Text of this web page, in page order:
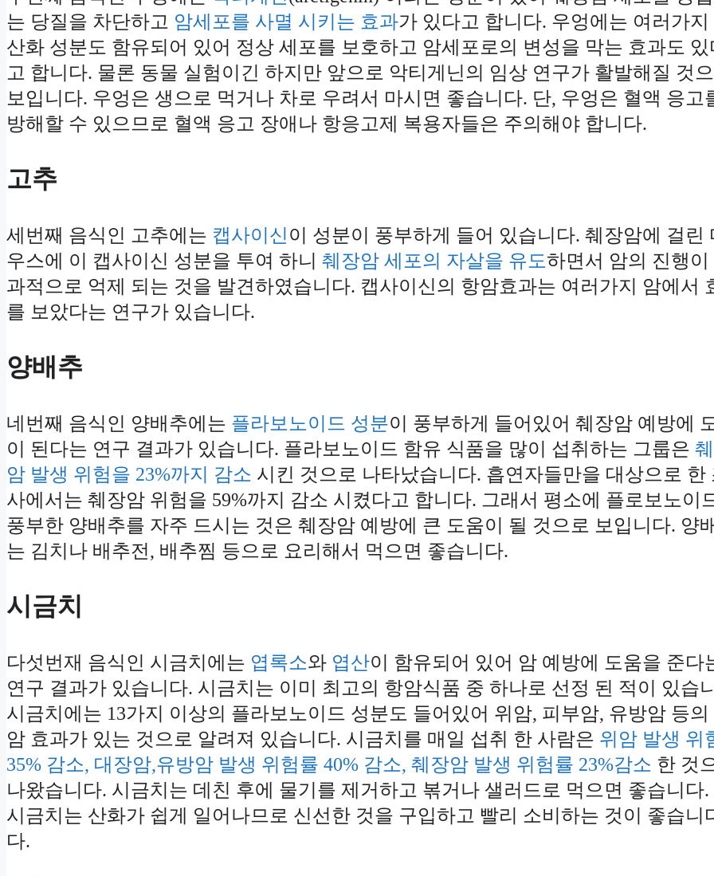
는 당질을 차단하고 암세포를 사멸 시키는 효과가 있다고 합니다. 우엉에는 여러가지
산화 성분도 함유되어 있어 정상 세포를 보호하고 암세포로의 변성을 막는 효과도 있
고 합니다. 물론 동물 실험이긴 하지만 앞으로 악티게닌의 임상 연구가 활발해질 것
보입니다. 우엉은 생으로 먹거나 차로 우려서 마시면 좋습니다. 단, 우엉은 혈액 응고
방해할 수 있으므로 혈액 응고 장애나 항응고제 복용자들은 주의해야 합니다.
고추
세번째 음식인 고추에는 캡사이신이 성분이 풍부하게 들어 있습니다. 췌장암에 걸린
우스에 이 캡사이신 성분을 투여 하니 췌장암 세포의 자살을 유도하면서 암의 진행이
과적으로 억제 되는 것을 발견하였습니다. 캡사이신의 항암효과는 여러가지 암에서
를 보았다는 연구가 있습니다.
양배추
네번째 음식인 양배추에는 플라보노이드 성분이 풍부하게 들어있어 췌장암 예방에
이 된다는 연구 결과가 있습니다. 플라보노이드 함유 식품을 많이 섭취하는 그룹은
암 발생 위험을 23%까지 감소 시킨 것으로 나타났습니다. 흡연자들만을 대상으로 한
사에서는 췌장암 위험을 59%까지 감소 시켰다고 합니다. 그래서 평소에 플로보노이
풍부한 양배추를 자주 드시는 것은 췌장암 예방에 큰 도움이 될 것으로 보입니다. 양
는 김치나 배추전, 배추찜 등으로 요리해서 먹으면 좋습니다.
시금치
다섯번재 음식인 시금치에는 엽록소와 엽산이 함유되어 있어 암 예방에 도움을 준다
연구 결과가 있습니다. 시금치는 이미 최고의 항암식품 중 하나로 선정 된 적이 있습
시금치에는 13가지 이상의 플라보노이드 성분도 들어있어 위암, 피부암, 유방암 등의
암 효과가 있는 것으로 알려져 있습니다. 시금치를 매일 섭취 한 사람은 위암 발생 위
35% 감소, 대장암,유방암 발생 위험률 40% 감소, 췌장암 발생 위험률 23%감소 한 것
나왔습니다. 시금치는 데친 후에 물기를 제거하고 볶거나 샐러드로 먹으면 좋습니다.
시금치는 산화가 쉽게 일어나므로 신선한 것을 구입하고 빨리 소비하는 것이 좋습니
다.